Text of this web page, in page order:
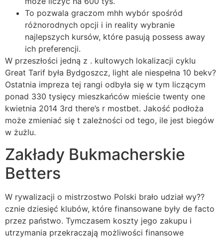
To pozwala graczom mhh wybór spośród
różnorodnych opcji i in reality wybranie
najlepszych kursów, które pasują possess away
ich preferencji.
W przeszłości jedną z . kultowych lokalizacji cyklu
Great Tarif była Bydgoszcz, light ale niespełna 10 bekv?
Ostatnia impreza tej rangi odbyła się w tym liczącym
ponad 330 tysięcy mieszkańców mieście twenty one
kwietnia 2014 3rd there’s r mostbet. Jakość podłoża
może zmieniać się t zależności od tego, ile jest biegów
w żużlu.
Zakłady Bukmacherskie
Betters
W rywalizacji o mistrzostwo Polski brało udział wy??
cznie dziesięć klubów, które finansowane były de facto
przez państwo. Tymczasem koszty jego zakupu i
utrzymania przekraczają możliwości finansowe